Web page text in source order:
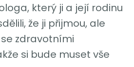
který ji a její rodinu
že ji přijmou, ale
zdravotními
si bude muset vše